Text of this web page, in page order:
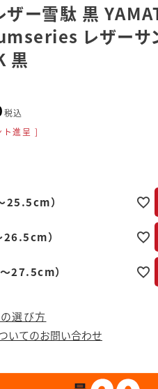
ザー雪駄 黒
レザーサ
黒
税込
ト進呈 ]
25.5cm）
）
27.5cm）
選び方
いてのお問い合わせ